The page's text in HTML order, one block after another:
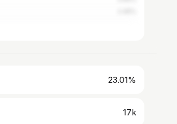
23.01%
17k